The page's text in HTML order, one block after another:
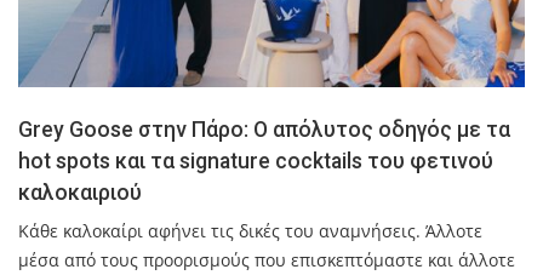
Grey Goose στην Πάρο: Ο απόλυτος οδηγός με τα
hot spots και τα signature cocktails του φετινού
καλοκαιριού
Κάθε καλοκαίρι αφήνει τις δικές του αναμνήσεις. Άλλοτε
μέσα από τους προορισμούς που επισκεπτόμαστε και άλλοτε